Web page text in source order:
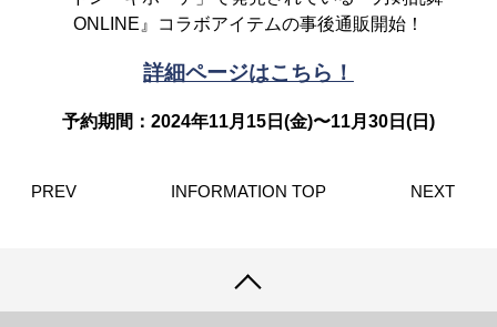
ONLINE』コラボアイテムの事後通販開始！
詳細ページはこちら！
予約期間：2024年11月15日(金)〜11月30日(日)
INFORMATION TOP
PREV NEXT